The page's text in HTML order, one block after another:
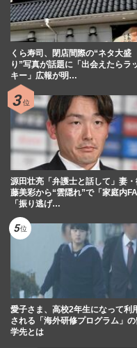
くら寿司、閉店間際の“ネタ大盛
り”写真が話題に「出会えたらラ
キー」広報が明…
源田壮亮「弁護士と話して」妻
藤美彩から“雲隠れ”で「家庭内FA
「振り逃げ…
愛子さま、高校2年生になって利
される「海外研修プログラム」の
学先とは